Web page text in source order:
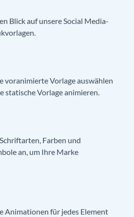
Blick auf unsere Social Media-
voranimierte Vorlage auswählen
statische Vorlage animieren.
Farben und
an, um Ihre Marke
Animationen für jedes Element